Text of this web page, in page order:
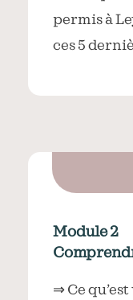
permis à
ces 5
Module 2
⇒ Ce